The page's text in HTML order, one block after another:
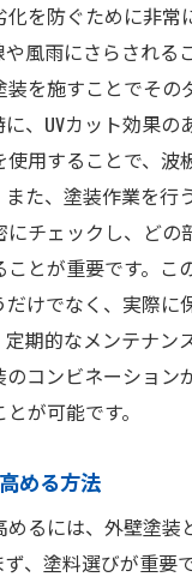
を防ぐために非常
風雨にさらされる
を施すことでその
、UVカット効果の
用することで、波
た、塗装作業を行
チェックし、どの
とが重要です。こ
だけでなく、実際に
期的なメンテナン
コンビネーション
が可能です。
める方法
るには、外壁塗装
、塗料選びが重要